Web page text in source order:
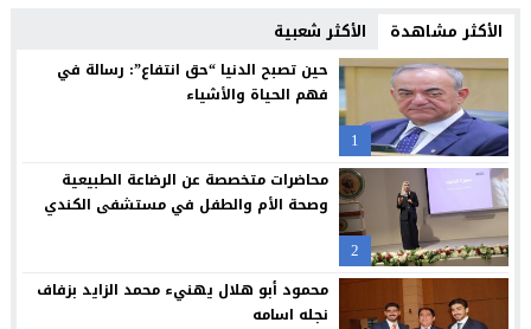
جامعة الشرق الأوسط تطلق 7 تخصصات نوعية جديدة تواكب تحولات سوق العمل وتستشرف وظائف المستقبل
21:39 أنس أبو عوض وذويه يهنئون المهندس محمد توفيق القلقيلي
15:06 الدولة مصانة بمؤسساتها لا بشخوصها
13:34 هندسة عمان الأهلية تحصد المركز الأول بمسابقة مشاريع النقل
13:32 التكنولوجيا الزراعية في عمان الأهلية تشارك بفعاليات اليوم العالمي
13:30 دورة تدريبية بمركز البحوث الدوائية والتشخيصية في عمان
13:25 فيلادلفيا تتصدر مسابقة نقابة المهندسين الأردنيين لمشاريع
الأكثر مشاهدة الأكثر شعبية
1
حين تصبح الدنيا “حق انتفاع”: رسالة في
فهم الحياة والأشياء
2
محاضرات متخصصة عن الرضاعة الطبيعية
وصحة الأم والطفل في مستشفى الكندي
محمود أبو هلال يهنيء محمد الزايد بزفاف
نجله اسامه